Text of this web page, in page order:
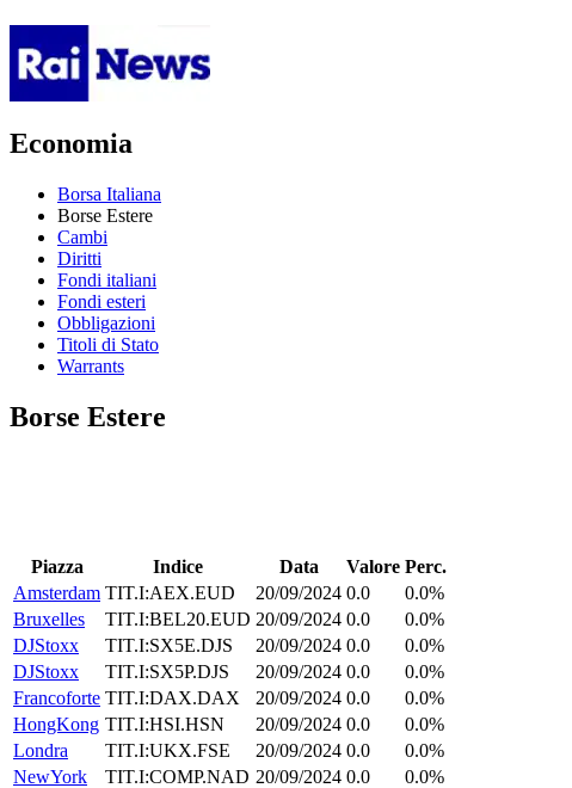
Economia
Borsa Italiana
Borse Estere
Cambi
Diritti
Fondi italiani
Fondi esteri
Obbligazioni
Titoli di Stato
Warrants
Borse Estere
Piazza Indice Data Valore Perc.
Amsterdam TIT.I:AEX.EUD 20/09/2024 0.0
0.0%
Bruxelles
TIT.I:BEL20.EUD 20/09/2024 0.0
0.0%
DJStoxx
TIT.I:SX5E.DJS 20/09/2024 0.0
0.0%
DJStoxx
TIT.I:SX5P.DJS 20/09/2024 0.0
0.0%
Francoforte TIT.I:DAX.DAX 20/09/2024 0.0
0.0%
HongKong TIT.I:HSI.HSN 20/09/2024 0.0
0.0%
Londra
TIT.I:UKX.FSE 20/09/2024 0.0
0.0%
NewYork
TIT.I:COMP.NAD 20/09/2024 0.0
0.0%